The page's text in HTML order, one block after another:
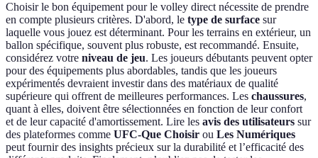
Choisir le bon équipement pour le volley direct nécessite de prendre
en compte plusieurs critères. D'abord, le type de surface sur
laquelle vous jouez est déterminant. Pour les terrains en extérieur, un
ballon spécifique, souvent plus robuste, est recommandé. Ensuite,
considérez votre niveau de jeu. Les joueurs débutants peuvent opter
pour des équipements plus abordables, tandis que les joueurs
expérimentés devraient investir dans des matériaux de qualité
supérieure qui offrent de meilleures performances. Les chaussures,
quant à elles, doivent être sélectionnées en fonction de leur confort
et de leur capacité d'amortissement. Lire les avis des utilisateurs sur
des plateformes comme UFC-Que Choisir ou Les Numériques
peut fournir des insights précieux sur la durabilité et l’efficacité des